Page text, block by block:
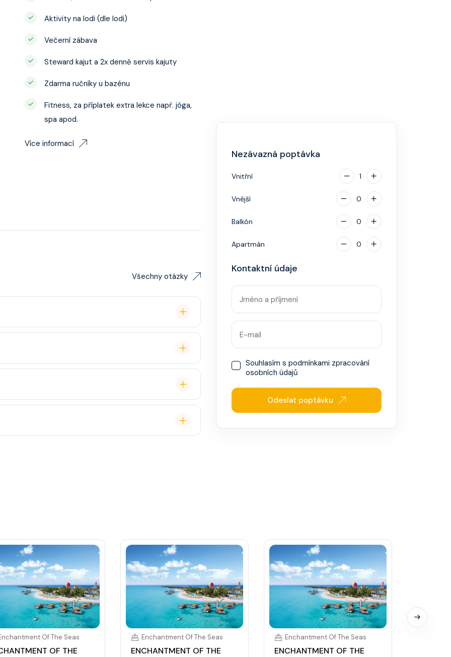
Aktivity na lodi (dle lodi)
Večerní zábava
Steward kajut a 2x denně servis kajuty
Zdarma ručníky u bazénu
Fitness, za příplatek extra lekce např. jóga,
spa apod.
Více informací
Všechny otázky
Nezávazná poptávka
Vnitřní 1
Vnější 0
Balkón 0
Apartmán 0
Kontaktní údaje
Souhlasím spodmínkami zpracování
osobních údajů
Odeslat poptávku
Of The Seas
OF THE
Enchantment Of The Seas
ENCHANTMENT OF THE
Enchantment Of The Seas
ENCHANTMENT OF THE